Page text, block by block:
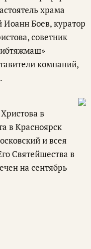
храма
Иоанн Боев, куратор
советник
компаний,
в
в Красноярск
и всея
Святейшества в
на сентябрь